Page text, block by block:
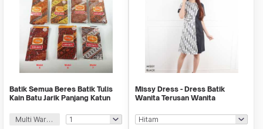
Batik Semua Beres Batik Tulis
Kain Batu Jarik Panjang Katun
Multi Warna
Missy Dress - Dress Batik
Wanita Terusan Wanita